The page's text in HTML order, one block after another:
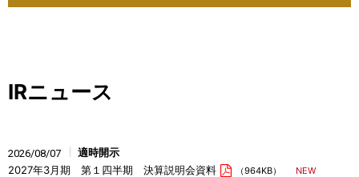
IRニュース
2026/08/07
適時開示
2027年3月期 第１四半期 決算説明会資料
（964KB）